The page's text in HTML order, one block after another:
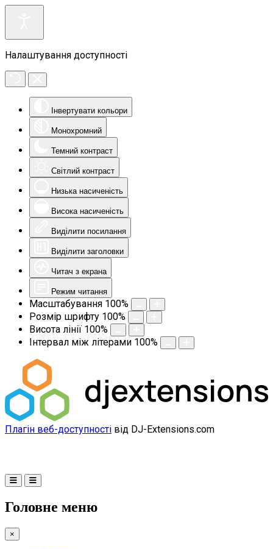
Налаштування доступності
Інвертувати кольори
Монохромний
Темний контраст
Світлий контраст
Низька насиченість
Висока насиченість
Виділити посилання
Виділити заголовки
Читач з екрана
Режим читання
Масштабування 100%
Розмір шрифту 100%
Висота лінії 100%
Інтервал між літерами 100%
Плагін веб-доступності від DJ-Extensions.com
Головне меню
×